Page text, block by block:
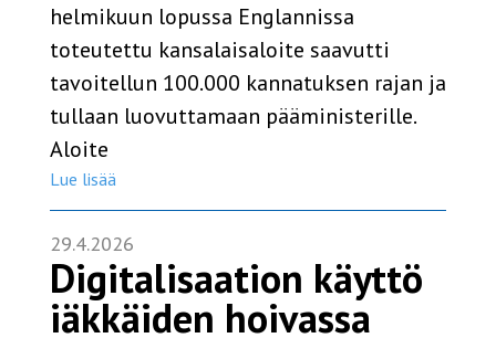
helmikuun lopussa Englannissa
toteutettu kansalaisaloite saavutti
tavoitellun 100.000 kannatuksen rajan ja
tullaan luovuttamaan pääministerille.
Aloite
Lue lisää
29.4.2026
Digitalisaation käyttö
iäkkäiden hoivassa